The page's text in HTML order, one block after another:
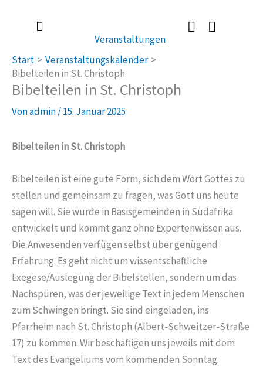
Veranstaltungen
Start
Veranstaltungskalender
Bibelteilen in St. Christoph
Bibelteilen in St. Christoph
Vonadmin/15. Januar 2025
Bibelteilen in St. Christoph
Bibelteilen ist eine gute Form, sich dem Wort Gottes zu
stellen und gemeinsam zu fragen, was Gott uns heute
sagen will. Sie wurde in Basisgemeinden in Südafrika
entwickelt und kommt ganz ohne Expertenwissen aus.
Die Anwesenden verfügen selbst über genügend
Erfahrung. Es geht nicht um wissentschaftliche
Exegese/Auslegung der Bibelstellen, sondern um das
Nachspüren, was der jeweilige Text in jedem Menschen
zum Schwingen bringt. Sie sind eingeladen, ins
Pfarrheim nach St. Christoph (Albert-Schweitzer-Straße
17) zu kommen. Wir beschäftigen uns jeweils mit dem
Text des Evangeliums vom kommenden Sonntag.